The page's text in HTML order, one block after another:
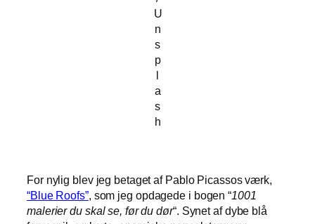
U
n
s
p
a
s
h
For nylig blev jeg betaget af Pablo Picassos værk,
“Blue Roofs”, som jeg opdagede i bogen “1001
malerier du skal se, før du dør“. Synet af dybe blå